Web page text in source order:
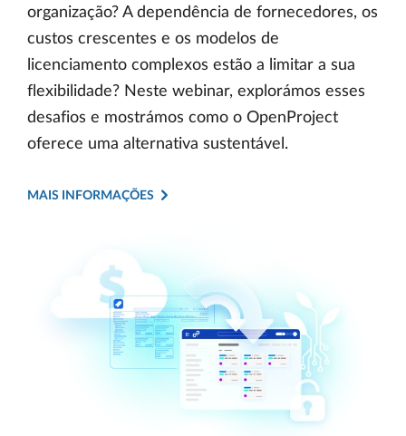
organização? A dependência de fornecedores, os
custos crescentes e os modelos de
licenciamento complexos estão a limitar a sua
flexibilidade? Neste webinar, explorámos esses
desafios e mostrámos como o OpenProject
oferece uma alternativa sustentável.
MAIS INFORMAÇÕES